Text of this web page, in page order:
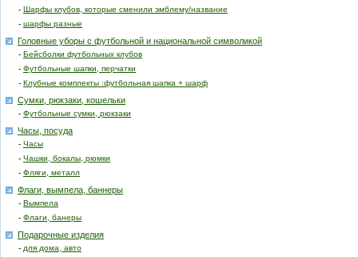
- Шарфы клубов, которые сменили эмблему/название
- шарфы разные
Головные уборы с футбольной и национальной символикой
- Бейсболки футбольных клубов
- Футбольные шапки, перчатки
- Клубные комплекты :футбольная шапка + шарф
Сумки, рюкзаки, кошельки
- Футбольные сумки, рюкзаки
Часы, посуда
- Часы
- Чашки, бокалы, рюмки
- Фляги, металл
Флаги, вымпела, баннеры
- Вымпела
- Флаги, банеры
Подарочные изделия
- для дома, авто